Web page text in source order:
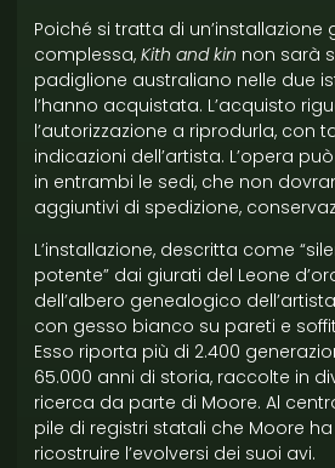
Poiché si tratta di un’installazione
complessa, Kith and kin non sarà
padiglione australiano nelle due
l’hanno acquistata. L’acquisto
l’autorizzazione a riprodurla, con
indicazioni dell’artista. L’opera
in entrambi le sedi, che non
aggiuntivi di spedizione,
L’installazione, descritta come
potente” dai giurati del Leone
dell’albero genealogico
con gesso bianco su pareti e
Esso riporta più di 2.400
65.000 anni di storia, raccolte in
ricerca da parte di Moore. Al
pile di registri statali che Moore
ricostruire l’evolversi dei suoi avi.